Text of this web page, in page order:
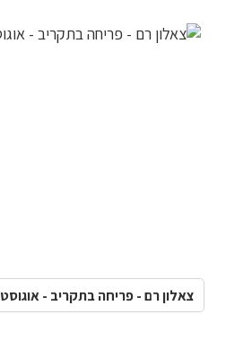
צאלון רם - פריחה בתקריב - אוגוסט 2025. צילום: סימה קגן